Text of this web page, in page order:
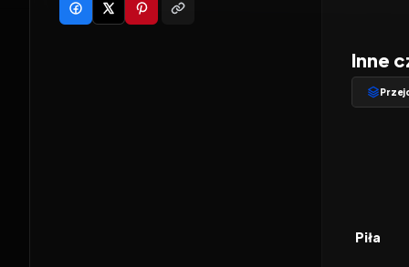
Inne
FILM
Piła